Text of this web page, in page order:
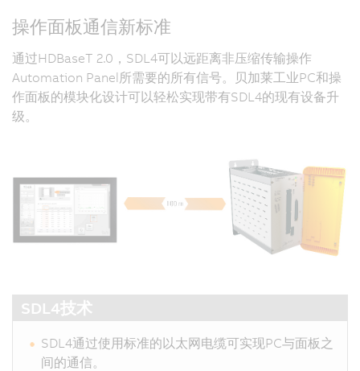
操作面板通信新标准
通过HDBaseT 2.0，SDL4可以远距离非压缩传输操作
Automation Panel所需要的所有信号。贝加莱工业PC和操
作面板的模块化设计可以轻松实现带有SDL4的现有设备升
级。
SDL4技术
SDL4通过使用标准的以太网电缆可实现PC与面板之
间的通信。